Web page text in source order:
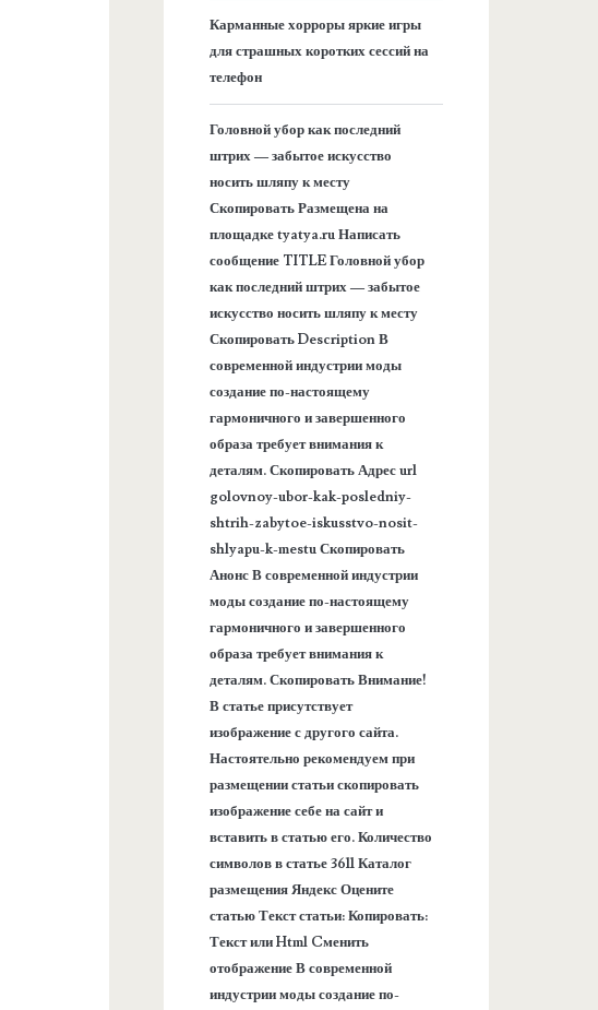
Карманные хорроры яркие игры
для страшных коротких сессий на
телефон
Головной убор как последний
штрих — забытое искусство
носить шляпу к месту
Скопировать Размещена на
площадке tyatya.ru Написать
сообщение TITLE Головной убор
как последний штрих — забытое
искусство носить шляпу к месту
Скопировать Description В
современной индустрии моды
создание по-настоящему
гармоничного и завершенного
образа требует внимания к
деталям. Скопировать Адрес url
golovnoy-ubor-kak-posledniy-
shtrih-zabytoe-iskusstvo-nosit-
shlyapu-k-mestu Скопировать
Анонс В современной индустрии
моды создание по-настоящему
гармоничного и завершенного
образа требует внимания к
деталям. Скопировать Внимание!
В статье присутствует
изображение с другого сайта.
Настоятельно рекомендуем при
размещении статьи скопировать
изображение себе на сайт и
вставить в статью его. Количество
символов в статье 3611 Каталог
размещения Яндекс Оцените
статью Текст статьи: Копировать:
Текст или Html Cменить
отображение В современной
индустрии моды создание по-